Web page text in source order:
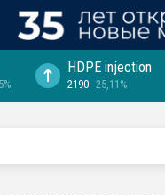
HDPE injection
2190 25,11%